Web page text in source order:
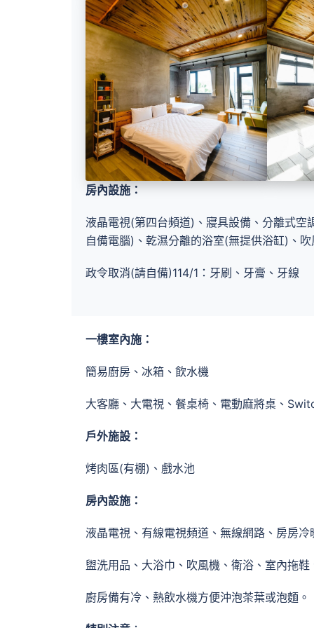
房內設施：
液晶電視(第四台頻道)、寢具設備、分離式
自備電腦)、乾濕分離的浴室(無提供浴缸)、
政令取消(請自備)114/1：牙刷、牙膏、牙線
一樓室內施：
簡易廚房、冰箱、飲水機
大客廳、大電視、餐桌椅、電動麻將桌、
戶外施設：
烤肉區(有棚)、戲水池
房內設施：
液晶電視、有線電視頻道、無線網路、房房冷
盥洗用品、大浴巾、吹風機、衛浴、室內拖
廚房備有冷、熱飲水機方便沖泡茶葉或泡麵。